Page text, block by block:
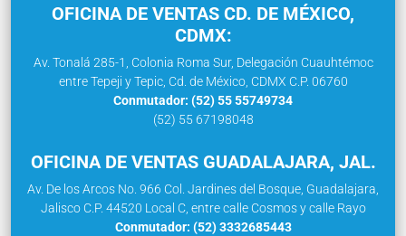
OFICINA DE VENTAS CD. DE MÉXICO,
CDMX:
Av. Tonalá 285-1, Colonia Roma Sur, Delegación Cuauhtémoc
entre Tepeji y Tepic, Cd. de México, CDMX C.P. 06760
Conmutador: (52) 55 55749734
(52) 55 67198048
OFICINA DE VENTAS GUADALAJARA, JAL.
Av. De los Arcos No. 966 Col. Jardines del Bosque, Guadalajara,
Jalisco C.P. 44520 Local C, entre calle Cosmos y calle Rayo
Conmutador: (52) 3332685443